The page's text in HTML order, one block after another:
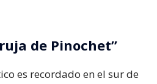
de Pinochet”
es recordado en el sur de